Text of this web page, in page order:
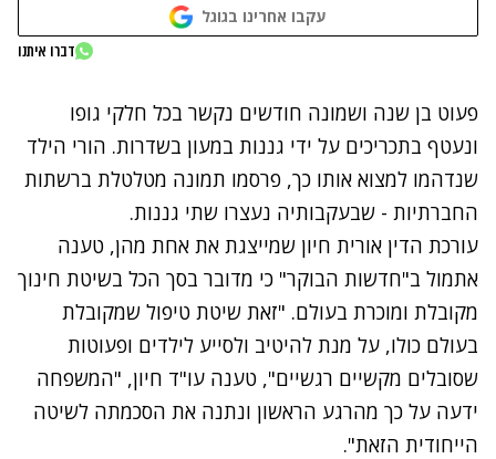
עקבו אחרינו בגוגל
נתקלנו בבעיה
דברו איתנו
פעוט בן שנה ושמונה חודשים נקשר בכל חלקי גופו
ונעטף בתכריכים על ידי גננות במעון בשדרות. הורי הילד
שנדהמו למצוא אותו כך, פרסמו תמונה מטלטלת ברשתות
החברתיות - שבעקבותיה נעצרו שתי גננות.
עורכת הדין אורית חיון שמייצגת את אחת מהן, טענה
אתמול ב"חדשות הבוקר" כי מדובר בסך הכל בשיטת חינוך
מקובלת ומוכרת בעולם. "זאת שיטת טיפול שמקובלת
בעולם כולו, על מנת להיטיב ולסייע לילדים ופעוטות
שסובלים מקשיים רגשיים", טענה עו"ד חיון, "המשפחה
ידעה על כך מהרגע הראשון ונתנה את הסכמתה לשיטה
הייחודית הזאת".